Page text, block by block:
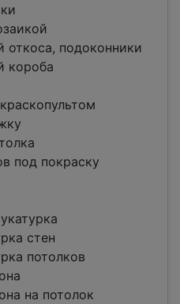
откоса, подоконники
короба
под покраску
стен
потолков
на потолок